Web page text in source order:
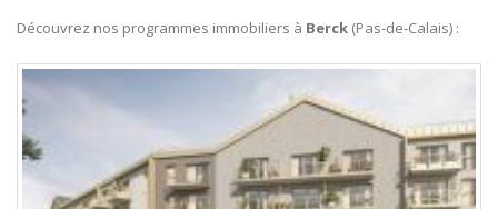
Découvrez nos programmes immobiliers à Berck (Pas-de-Calais) :